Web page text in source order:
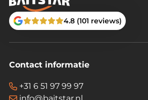
4.8 (101 reviews)
Contact informatie
+31 6 51 97 99 97